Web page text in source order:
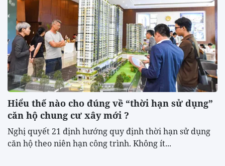
Hiểu thế nào cho đúng về “thời hạn sử dụng”
căn hộ chung cư xây mới ?
Nghị quyết 21 định hướng quy định thời hạn sử dụng
căn hộ theo niên hạn công trình. Không ít...